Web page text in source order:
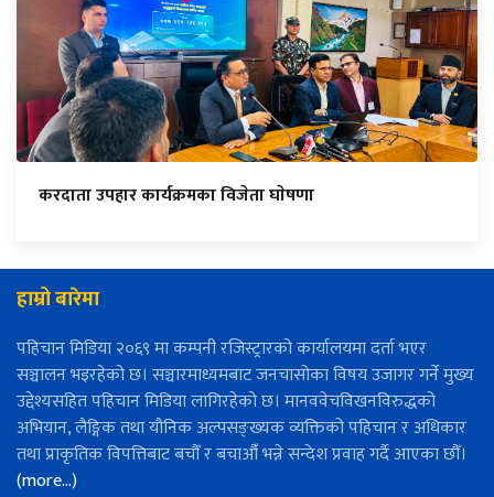
करदाता उपहार कार्यक्रमका विजेता घाेषणा
हाम्रो बारेमा
पहिचान मिडिया २०६९ मा कम्पनी रजिस्ट्रारको कार्यालयमा दर्ता भएर
सञ्चालन भइरहेको छ। सञ्चारमाध्यमबाट जनचासोका विषय उजागर गर्ने मुख्य
उद्देश्यसहित पहिचान मिडिया लागिरहेको छ। मानववेचविखनविरुद्धको
अभियान, लैङ्गिक तथा यौनिक अल्पसङ्ख्यक व्यक्तिको पहिचान र अधिकार
तथा प्राकृतिक विपत्तिबाट बचौँ र बचाऔँ भन्ने सन्देश प्रवाह गर्दै आएका छौँ।
(more…)